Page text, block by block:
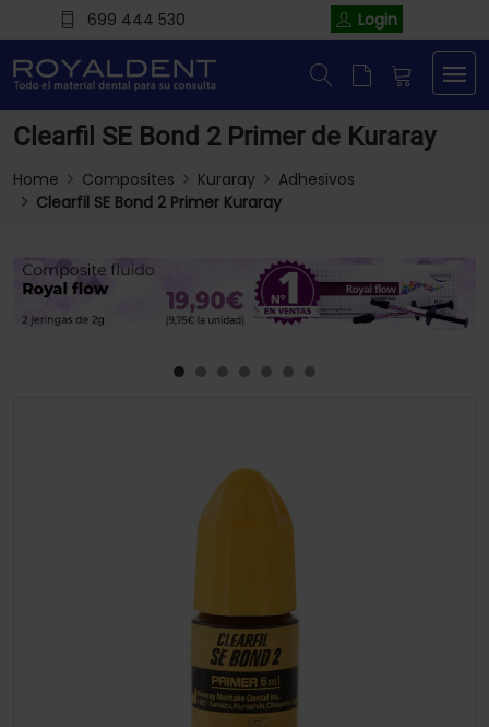
699 444 530 Login
Clearfil SE Bond 2 Primer de Kuraray
Home Composites Kuraray
Adhesivos
Clearfil SE Bond 2 Primer Kuraray